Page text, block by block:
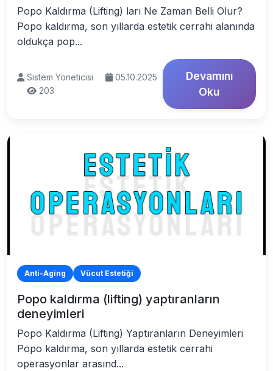
Popo Kaldırma (Lifting) ları Ne Zaman Belli Olur?
Popo kaldırma, son yıllarda estetik cerrahi alanında
oldukça pop...
Sistem Yöneticisi
05.10.2025
203
Devamını
Oku
Anti-Aging Vücut Estetiği
Popo kaldırma (lifting) yaptıranların
deneyimleri
Popo Kaldırma (Lifting) Yaptıranların Deneyimleri
Popo kaldırma, son yıllarda estetik cerrahi
operasyonlar arasınd...